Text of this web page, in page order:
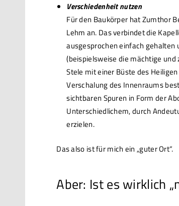
Verschiedenheit nutzen
Für den Baukörper hat Zumthor
Lehm an. Das verbindet die
ausgesprochen einfach
(beispielsweise die mächtige
Stele mit einer Büste des
Verschalung des Innenraums
sichtbaren Spuren in Form der
Unterschiedlichem, durch
erzielen.
Das also ist für mich ein „guter Ort“.
Aber: Ist es wirklich